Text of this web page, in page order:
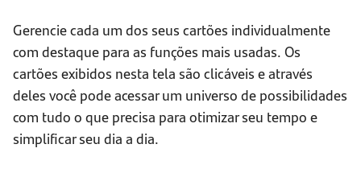
Gerencie cada um dos seus cartões individualmente
com destaque para as funções mais usadas. Os
cartões exibidos nesta tela são clicáveis e através
deles você pode acessar um universo de possibilidades
com tudo o que precisa para otimizar seu tempo e
simplificar seu dia a dia.